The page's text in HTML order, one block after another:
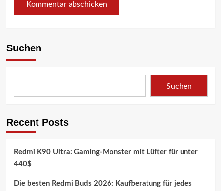
Suchen
Suchen
Recent Posts
Redmi K90 Ultra: Gaming-Monster mit Lüfter für unter
440$
Die besten Redmi Buds 2026: Kaufberatung für jedes